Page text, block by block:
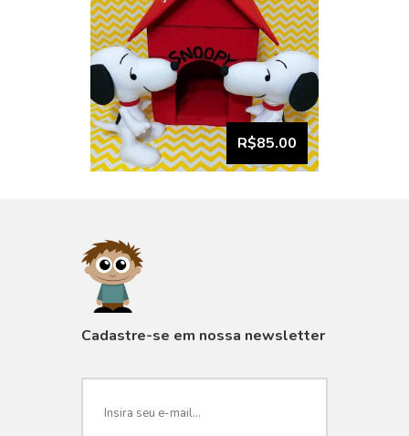
VISUALIZAR
R$85.00
VISUALIZAR
Cadastre-se em nossa newsletter